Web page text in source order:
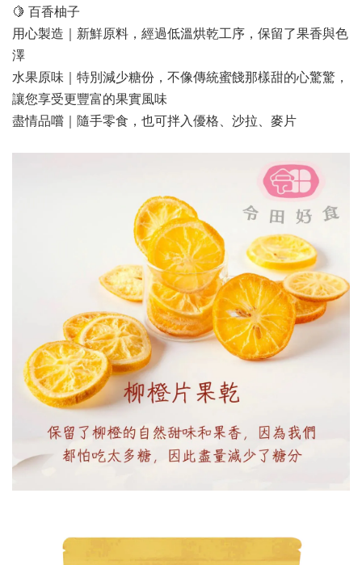
🍋 百香柚子
用心製造｜新鮮原料，經過低溫烘乾工序，保留了果香與色
澤
水果原味｜特別減少糖份，不像傳統蜜餞那樣甜的心驚驚，
讓您享受更豐富的果實風味
盡情品嚐｜隨手零食，也可拌入優格、沙拉、麥片